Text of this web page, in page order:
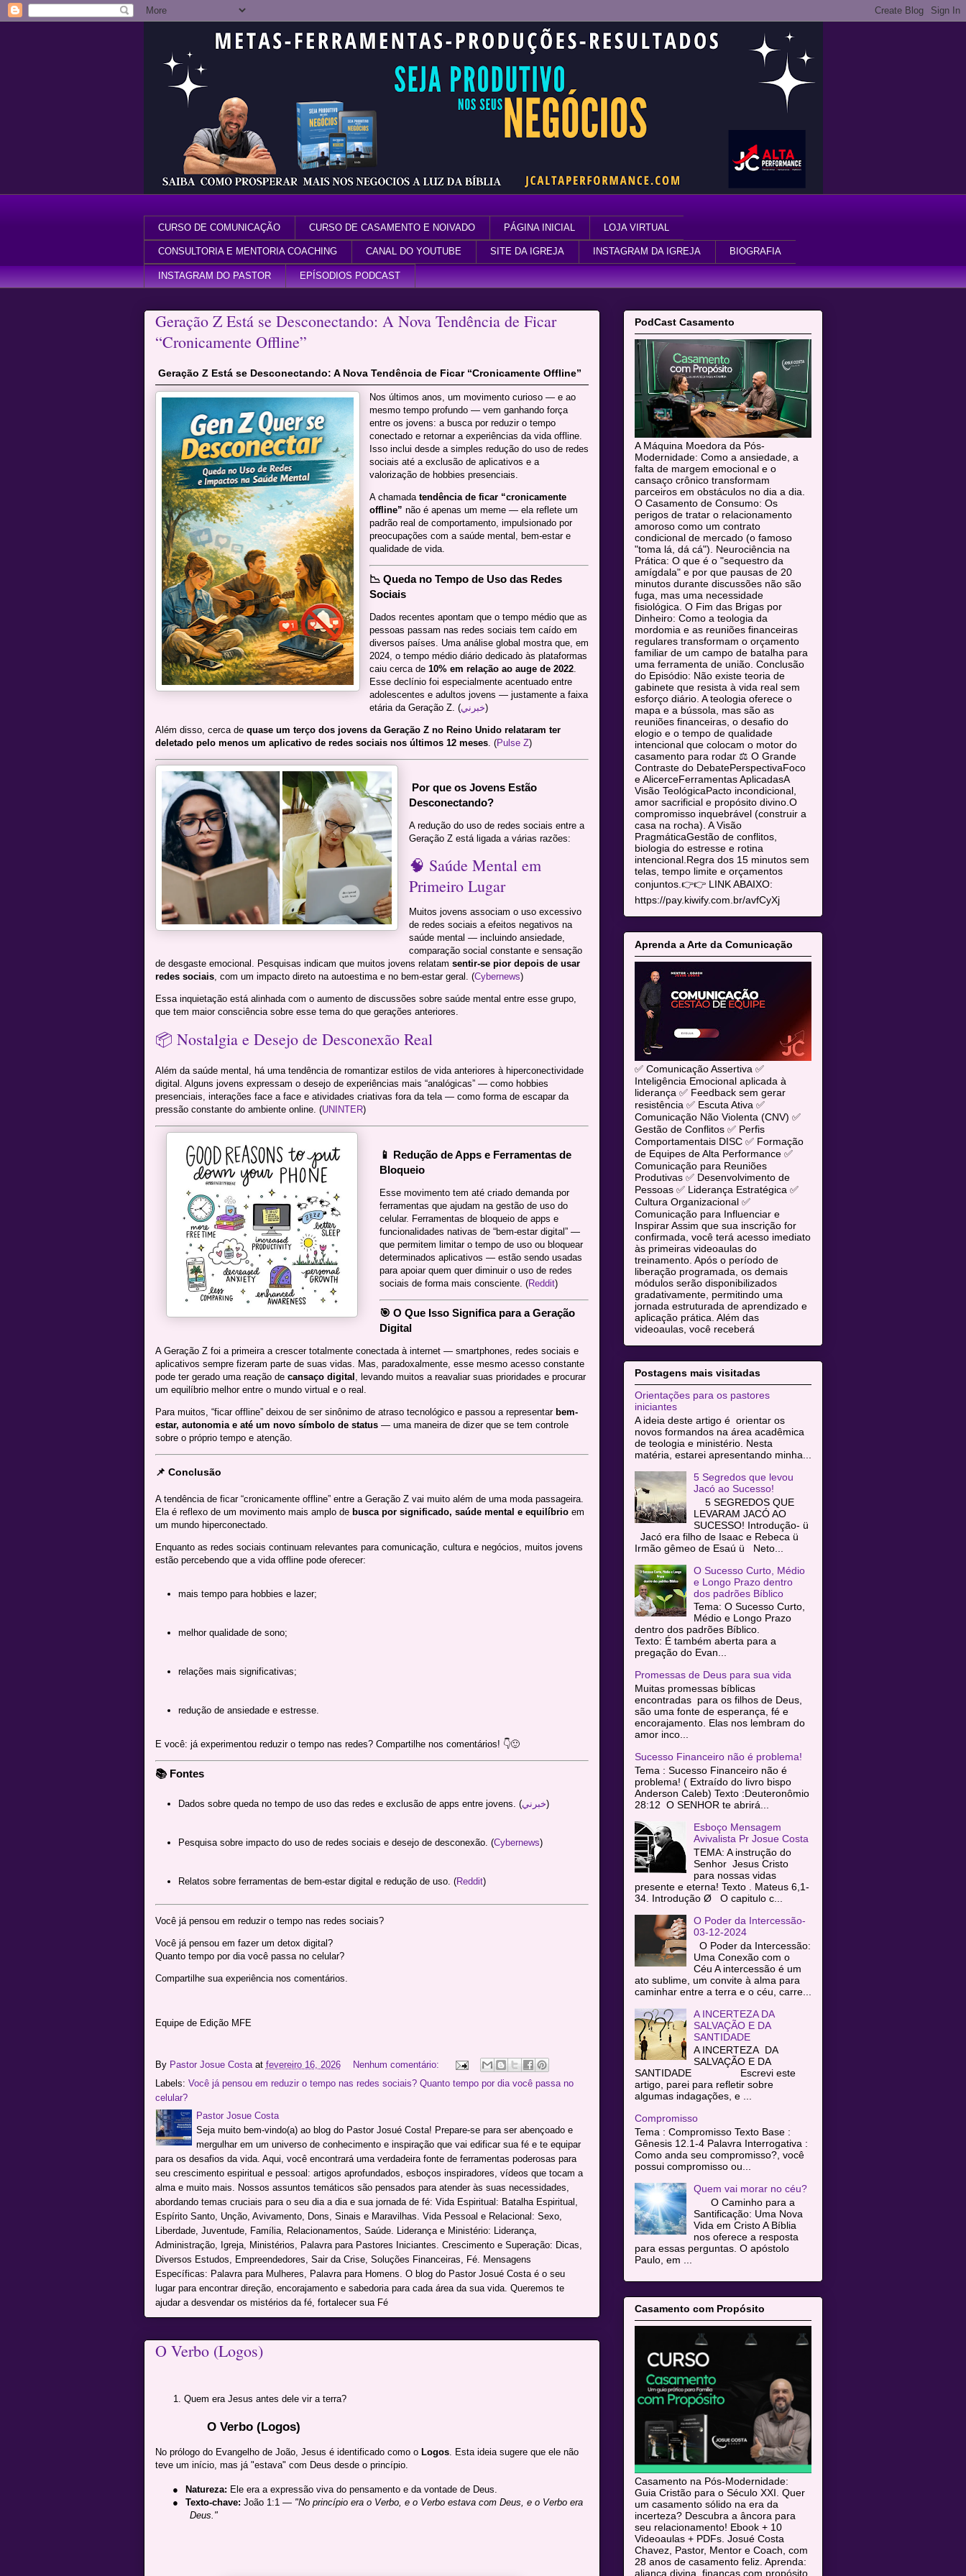
CURSO DE COMUNICAÇÃO CURSO DE CASAMENTO E NOIVADO PÁGINA INICIAL LOJA VIRTUAL
CONSULTORIA E MENTORIA COACHING CANAL DO YOUTUBE SITE DA IGREJA INSTAGRAM DA IGREJA BIOGRAFIA
INSTAGRAM DO PASTOR EPÍSODIOS PODCAST
Geração Z Está se Desconectando: A Nova Tendência de Ficar
“Cronicamente Offline”
Geração Z Está se Desconectando: A Nova Tendência de Ficar “Cronicamente Offline”
Nos últimos anos, um movimento curioso — e ao
mesmo tempo profundo — vem ganhando força
entre os jovens: a busca por reduzir o tempo
conectado e retornar a experiências da vida offline.
Isso inclui desde a simples redução do uso de redes
sociais até a exclusão de aplicativos e a
valorização de hobbies presenciais.
A chamada tendência de ficar “cronicamente
offline” não é apenas um meme — ela reflete um
padrão real de comportamento, impulsionado por
preocupações com a saúde mental, bem-estar e
qualidade de vida.
📉 Queda no Tempo de Uso das Redes
Sociais
Dados recentes apontam que o tempo médio que as
pessoas passam nas redes sociais tem caído em
diversos países. Uma análise global mostra que, em
2024, o tempo médio diário dedicado às plataformas
caiu cerca de 10% em relação ao auge de 2022.
Esse declínio foi especialmente acentuado entre
adolescentes e adultos jovens — justamente a faixa
etária da Geração Z. (خبرني)
Além disso, cerca de quase um terço dos jovens da Geração Z no Reino Unido relataram ter
deletado pelo menos um aplicativo de redes sociais nos últimos 12 meses. (Pulse Z)
Por que os Jovens Estão
Desconectando?
A redução do uso de redes sociais entre a
Geração Z está ligada a várias razões:
🧠 Saúde Mental em
Primeiro Lugar
Muitos jovens associam o uso excessivo
de redes sociais a efeitos negativos na
saúde mental — incluindo ansiedade,
comparação social constante e sensação
de desgaste emocional. Pesquisas indicam que muitos jovens relatam sentir-se pior depois de usar
redes sociais, com um impacto direto na autoestima e no bem-estar geral. (Cybernews)
Essa inquietação está alinhada com o aumento de discussões sobre saúde mental entre esse grupo,
que tem maior consciência sobre esse tema do que gerações anteriores.
📦 Nostalgia e Desejo de Desconexão Real
Além da saúde mental, há uma tendência de romantizar estilos de vida anteriores à hiperconectividade
digital. Alguns jovens expressam o desejo de experiências mais “analógicas” — como hobbies
presenciais, interações face a face e atividades criativas fora da tela — como forma de escapar da
pressão constante do ambiente online. (UNINTER)
📱 Redução de Apps e Ferramentas de
Bloqueio
Esse movimento tem até criado demanda por
ferramentas que ajudam na gestão de uso do
celular. Ferramentas de bloqueio de apps e
funcionalidades nativas de “bem-estar digital” —
que permitem limitar o tempo de uso ou bloquear
determinados aplicativos — estão sendo usadas
para apoiar quem quer diminuir o uso de redes
sociais de forma mais consciente. (Reddit)
🎯 O Que Isso Significa para a Geração
Digital
A Geração Z foi a primeira a crescer totalmente conectada à internet — smartphones, redes sociais e
aplicativos sempre fizeram parte de suas vidas. Mas, paradoxalmente, esse mesmo acesso constante
pode ter gerado uma reação de cansaço digital , levando muitos a reavaliar suas prioridades e procurar
um equilíbrio melhor entre o mundo virtual e o real.
Para muitos, “ficar offline” deixou de ser sinônimo de atraso tecnológico e passou a representar bem-
estar, autonomia e até um novo símbolo de status— uma maneira de dizer que se tem controle
sobre o próprio tempo e atenção.
📌 Conclusão
A tendência de ficar “cronicamente offline” entre a Geração Z vai muito além de uma moda passageira.
Ela é reflexo de um movimento mais amplo de busca por significado, saúde mental e equilíbrioem
um mundo hiperconectado.
Enquanto as redes sociais continuam relevantes para comunicação, cultura e negócios, muitos jovens
estão percebendo que a vida offline pode oferecer:
mais tempo para hobbies e lazer;
melhor qualidade de sono;
relações mais significativas;
redução de ansiedade e estresse.
E você: já experimentou reduzir o tempo nas redes? Compartilhe nos comentários! 👇🙂
📚 Fontes
Dados sobre queda no tempo de uso das redes e exclusão de apps entre jovens. (خبرني)
Pesquisa sobre impacto do uso de redes sociais e desejo de desconexão. (Cybernews)
Relatos sobre ferramentas de bem-estar digital e redução de uso. (Reddit)
Você já pensou em reduzir o tempo nas redes sociais?
Você já pensou em fazer um detox digital?
Quanto tempo por dia você passa no celular?
Compartilhe sua experiência nos comentários.
Equipe de Edição MFE
By Pastor Josue Costa at fevereiro 16, 2026
Nenhum comentário:
Labels: Você já pensou em reduzir o tempo nas redes sociais? Quanto tempo por dia você passa no
celular?
Pastor Josue Costa
Seja muito bem-vindo(a) ao blog do Pastor Josué Costa! Prepare-se para ser abençoado e
mergulhar em um universo de conhecimento e inspiração que vai edificar sua fé e te equipar
para os desafios da vida. Aqui, você encontrará uma verdadeira fonte de ferramentas poderosas para
seu crescimento espiritual e pessoal: artigos aprofundados, esboços inspiradores, vídeos que tocam a
alma e muito mais. Nossos assuntos temáticos são pensados para atender às suas necessidades,
abordando temas cruciais para o seu dia a dia e sua jornada de fé: Vida Espiritual: Batalha Espiritual,
Espírito Santo, Unção, Avivamento, Dons, Sinais e Maravilhas. Vida Pessoal e Relacional: Sexo,
Liberdade, Juventude, Família, Relacionamentos, Saúde. Liderança e Ministério: Liderança,
Administração, Igreja, Ministérios, Palavra para Pastores Iniciantes. Crescimento e Superação: Dicas,
Diversos Estudos, Empreendedores, Sair da Crise, Soluções Financeiras, Fé. Mensagens
Específicas: Palavra para Mulheres, Palavra para Homens. O blog do Pastor Josué Costa é o seu
lugar para encontrar direção, encorajamento e sabedoria para cada área da sua vida. Queremos te
ajudar a desvendar os mistérios da fé, fortalecer sua Fé
O Verbo (Logos)
Quem era Jesus antes dele vir a terra?
O Verbo (Logos)
No prólogo do Evangelho de João, Jesus é identificado como o Logos. Esta ideia sugere que ele não
teve um início, mas já "estava" com Deus desde o princípio.
● Natureza: Ele era a expressão viva do pensamento e da vontade de Deus.
●
Texto-chave: João 1:1 — "No princípio era o Verbo, e o Verbo estava com Deus, e o Verbo era
Deus."
PodCast Casamento
A Máquina Moedora da Pós-
Modernidade: Como a ansiedade, a
falta de margem emocional e o
cansaço crônico transformam
parceiros em obstáculos no dia a dia.
O Casamento de Consumo: Os
perigos de tratar o relacionamento
amoroso como um contrato
condicional de mercado (o famoso
"toma lá, dá cá"). Neurociência na
Prática: O que é o "sequestro da
amígdala" e por que pausas de 20
minutos durante discussões não são
fuga, mas uma necessidade
fisiológica. O Fim das Brigas por
Dinheiro: Como a teologia da
mordomia e as reuniões financeiras
regulares transformam o orçamento
familiar de um campo de batalha para
uma ferramenta de união. Conclusão
do Episódio: Não existe teoria de
gabinete que resista à vida real sem
esforço diário. A teologia oferece o
mapa e a bússola, mas são as
reuniões financeiras, o desafio do
elogio e o tempo de qualidade
intencional que colocam o motor do
casamento para rodar ⚖️ O Grande
Contraste do DebatePerspectivaFoco
e AlicerceFerramentas AplicadasA
Visão TeológicaPacto incondicional,
amor sacrificial e propósito divino.O
compromisso inquebrável (construir a
casa na rocha). A Visão
PragmáticaGestão de conflitos,
biologia do estresse e rotina
intencional.Regra dos 15 minutos sem
telas, tempo limite e orçamentos
conjuntos.👉👉 LINK ABAIXO:
https://pay.kiwify.com.br/avfCyXj
Aprenda a Arte da Comunicação
✅ Comunicação Assertiva ✅
Inteligência Emocional aplicada à
liderança ✅ Feedback sem gerar
resistência ✅ Escuta Ativa ✅
Comunicação Não Violenta (CNV) ✅
Gestão de Conflitos ✅ Perfis
Comportamentais DISC ✅ Formação
de Equipes de Alta Performance ✅
Comunicação para Reuniões
Produtivas ✅ Desenvolvimento de
Pessoas ✅ Liderança Estratégica ✅
Cultura Organizacional ✅
Comunicação para Influenciar e
Inspirar Assim que sua inscrição for
confirmada, você terá acesso imediato
às primeiras videoaulas do
treinamento. Após o período de
liberação programada, os demais
módulos serão disponibilizados
gradativamente, permitindo uma
jornada estruturada de aprendizado e
aplicação prática. Além das
videoaulas, você receberá
Postagens mais visitadas
Orientações para os pastores
iniciantes
A ideia deste artigo é orientar os
novos formandos na área acadêmica
de teologia e ministério. Nesta
matéria, estarei apresentando minha...
5 Segredos que levou
Jacó ao Sucesso!
5 SEGREDOS QUE
LEVARAM JACÓ AO
SUCESSO! Introdução- ü
Jacó era filho de Isaac e Rebeca ü
Irmão gêmeo de Esaú ü Neto...
O Sucesso Curto, Médio
e Longo Prazo dentro
dos padrões Bíblico
Tema: O Sucesso Curto,
Médio e Longo Prazo
dentro dos padrões Bíblico.
Texto: É também aberta para a
pregação do Evan...
Promessas de Deus para sua vida
Muitas promessas bíblicas
encontradas para os filhos de Deus,
são uma fonte de esperança, fé e
encorajamento. Elas nos lembram do
amor inco...
Sucesso Financeiro não é problema!
Tema : Sucesso Financeiro não é
problema! ( Extraído do livro bispo
Anderson Caleb) Texto :Deuteronômio
28:12 O SENHOR te abrirá...
Esboço Mensagem
Avivalista Pr Josue Costa
TEMA: A instrução do
Senhor Jesus Cristo
para nossas vidas
presente e eterna! Texto . Mateus 6,1-
34. Introdução Ø O capitulo c...
O Poder da Intercessão-
03-12-2024
O Poder da Intercessão:
Uma Conexão com o
Céu A intercessão é um
ato sublime, um convite à alma para
caminhar entre a terra e o céu, carre...
A INCERTEZA DA
SALVAÇÃO E DA
SANTIDADE
A INCERTEZA DA
SALVAÇÃO E DA
SANTIDADE Escrevi este
artigo, parei para refletir sobre
algumas indagações, e ...
Compromisso
Tema : Compromisso Texto Base :
Gênesis 12.1-4 Palavra Interrogativa :
Como anda seu compromisso?, você
possui compromisso ou...
Quem vai morar no céu?
O Caminho para a
Santificação: Uma Nova
Vida em Cristo A Bíblia
nos oferece a resposta
para essas perguntas. O apóstolo
Paulo, em ...
Casamento com Propósito
Casamento na Pós-Modernidade:
Guia Cristão para o Século XXI. Quer
um casamento sólido na era da
incerteza? Descubra a âncora para
seu relacionamento! Ebook + 10
Videoaulas + PDFs. Josué Costa
Chavez, Pastor, Mentor e Coach, com
28 anos de casamento feliz. Aprenda:
aliança divina, finanças com propósito,